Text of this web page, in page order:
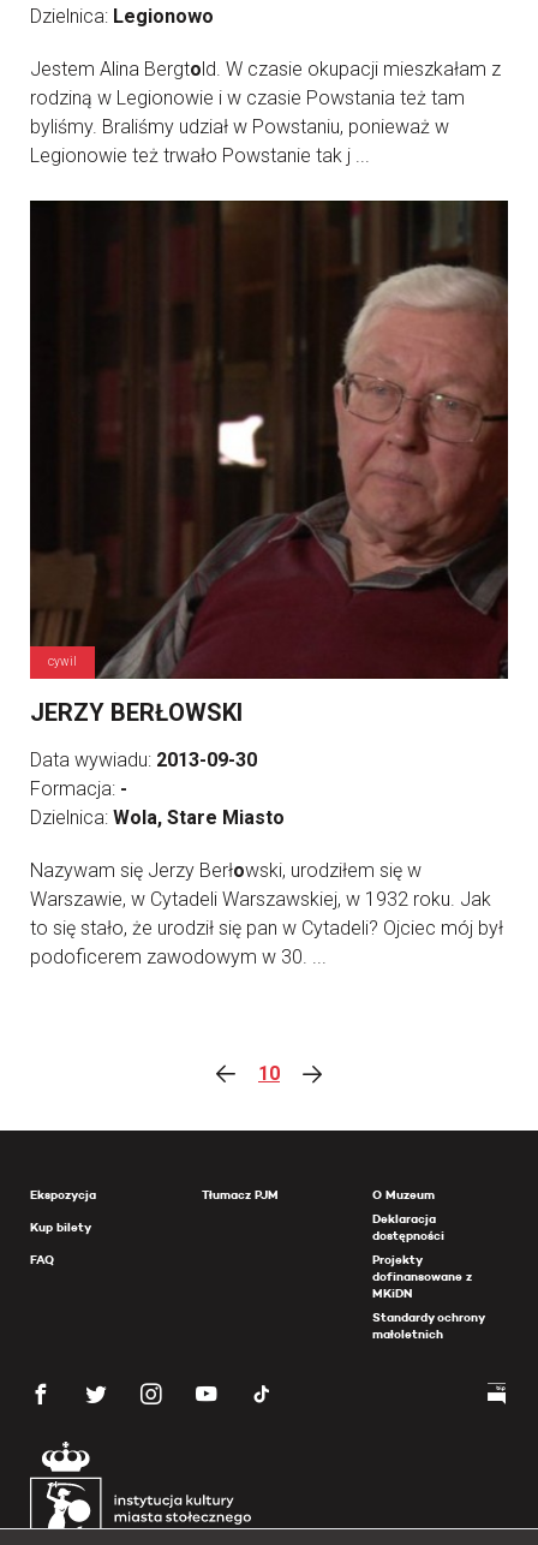
Dzielnica: Legionowo
Jestem Alina Bergtold. W czasie okupacji mieszkałam z
rodziną w Legionowie i w czasie Powstania też tam
byliśmy. Braliśmy udział w Powstaniu, ponieważ w
Legionowie też trwało Powstanie tak j ...
cywil
JERZY BERŁOWSKI
Data wywiadu: 2013-09-30
Formacja: -
Dzielnica: Wola, Stare Miasto
Nazywam się Jerzy Berłowski, urodziłem się w
Warszawie, w Cytadeli Warszawskiej, w 1932 roku. Jak
to się stało, że urodził się pan w Cytadeli? Ojciec mój był
podoficerem zawodowym w 30. ...
10
Ekspozycja
Kup bilety
FAQ
Tłumacz PJM
O Muzeum
Deklaracja
dostępności
Projekty
dofinansowane z
MKiDN
Standardy ochrony
małoletnich